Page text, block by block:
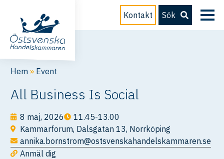
Kontakt Sök
Hem » Event
All Business Is Social
8 maj, 2026
11.45-13.00
Kammarforum, Dalsgatan 13, Norrköping
annika.bornstrom@ostsvenskahandelskammaren.se
Anmäl dig